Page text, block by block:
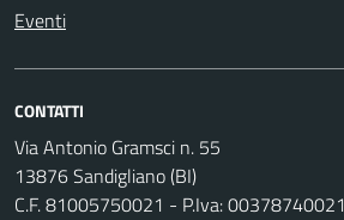
Eventi
CONTATTI
Via Antonio Gramsci n. 55
13876 Sandigliano (BI)
C.F. 81005750021 - P.Iva: 00378740021